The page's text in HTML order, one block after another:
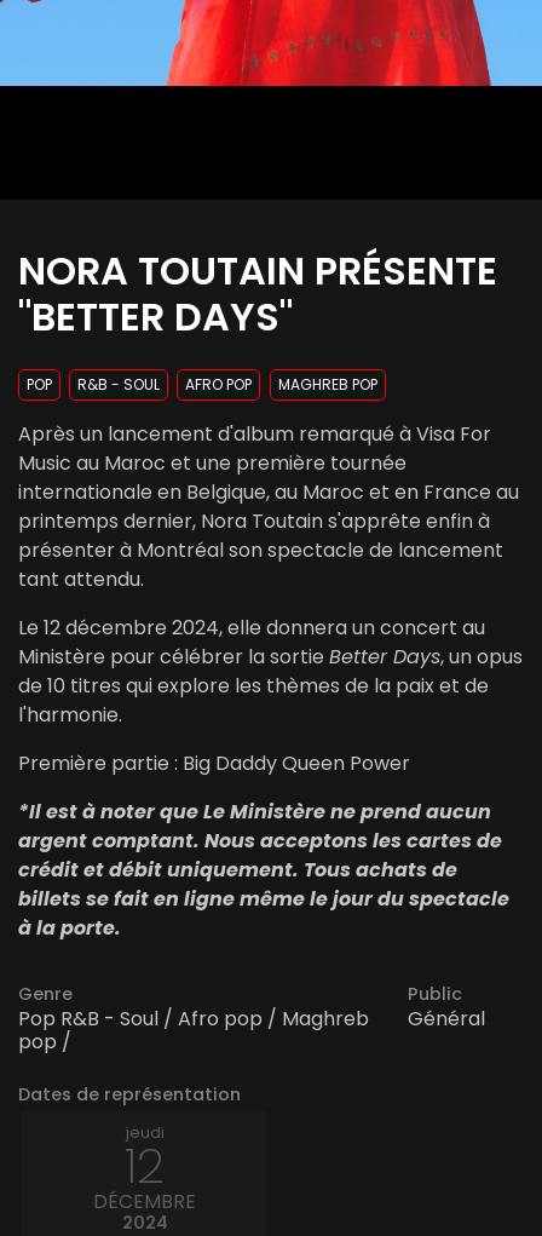
NORA TOUTAIN PRÉSENTE
"BETTER DAYS"
POP R&B - SOUL AFRO POP MAGHREB POP
Après un lancement d'album remarqué à Visa For
Music au Maroc et une première tournée
internationale en Belgique, au Maroc et en France au
printemps dernier, Nora Toutain s'apprête enfin à
présenter à Montréal son spectacle de lancement
tant attendu.
Le 12 décembre 2024, elle donnera un concert au
Ministère pour célébrer la sortie Better Days, un opus
de 10 titres qui explore les thèmes de la paix et de
l'harmonie.
Première partie : Big Daddy Queen Power
*Il est à noter que Le Ministère ne prend aucun
argent comptant. Nous acceptons les cartes de
crédit et débit uniquement. Tous achats de
billets se fait en ligne même le jour du spectacle
à la porte.
Genre
Pop R&B - Soul / Afro pop / Maghreb
pop /
Public
Général
Dates de représentation
jeudi
12
DÉCEMBRE
2024